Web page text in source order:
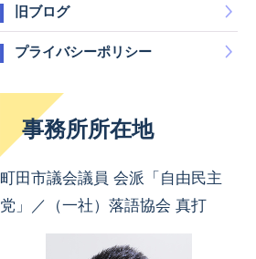
旧ブログ
プライバシーポリシー
事務所所在地
町田市議会議員 会派「自由民主
党」／（一社）落語協会 真打